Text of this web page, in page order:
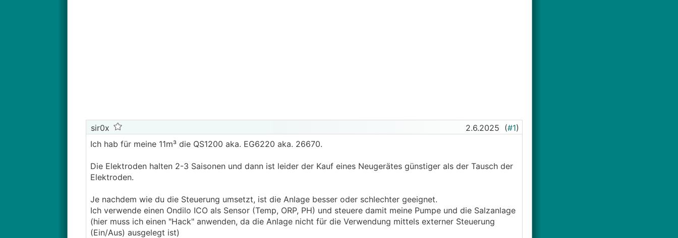
sir0x 2.6.2025 (#1)
Ich hab für meine 11m³ die QS1200 aka. EG6220 aka. 26670.
Die Elektroden halten 2-3 Saisonen und dann ist leider der Kauf eines Neugerätes günstiger als der Tausch der
Elektroden.
Je nachdem wie du die Steuerung umsetzt, ist die Anlage besser oder schlechter geeignet.
Ich verwende einen Ondilo ICO als Sensor (Temp, ORP, PH) und steuere damit meine Pumpe und die Salzanlage
(hier muss ich einen "Hack" anwenden, da die Anlage nicht für die Verwendung mittels externer Steuerung
(Ein/Aus) ausgelegt ist)